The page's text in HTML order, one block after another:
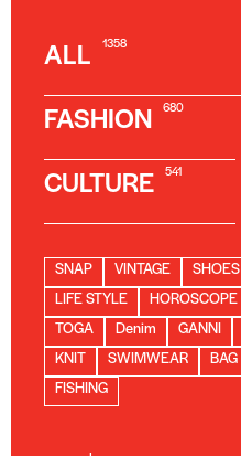
ALL 1358
FASHION 680
CULTURE 541
SNAP VINTAGE SHOES
LIFE STYLE
HOROSCOPE
TOGA
Denim GANNI
KNIT
SWIMWEAR BAG
FISHING